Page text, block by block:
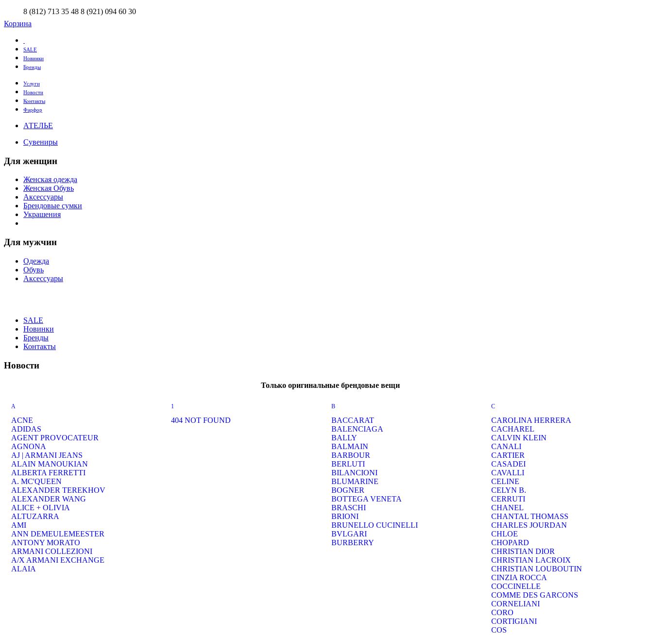
8 (812) 713 35 48 8 (921) 094 60 30
Корзина
SALE
Новинки
Бренды
Услуги
Новости
Контакты
Фарфор
АТЕЛЬЕ
Сувениры
Для женщин
Женская одежда
Женская Обувь
Аксессуары
Брендовые сумки
Украшения
Для мужчин
Одежда
Обувь
Аксессуары
SALE
Новинки
Бренды
Контакты
Новости
Только оригинальные брендовые вещи
A
ACNE
ADIDAS
AGENT PROVOCATEUR
AGNONA
AJ | ARMANI JEANS
ALAIN MANOUKIAN
ALBERTA FERRETTI
A. MC'QUEEN
ALEXANDER TEREKHOV
ALEXANDER WANG
ALICE + OLIVIA
ALTUZARRA
AMI
ANN DEMEULEMEESTER
ANTONY MORATO
ARMANI COLLEZIONI
A/X ARMANI EXCHANGE
ALAIA
1
404 NOT FOUND
B
BACCARAT
BALENCIAGA
BALLY
BALMAIN
BARBOUR
BERLUTI
BILANCIONI
BLUMARINE
BOGNER
BOTTEGA VENETA
BRASCHI
BRIONI
BRUNELLO CUCINELLI
BVLGARI
BURBERRY
C
CAROLINA HERRERA
CACHAREL
CALVIN KLEIN
CANALI
CARTIER
CASADEI
CAVALLI
CELINE
CELYN B.
CERRUTI
CHANEL
CHANTAL THOMASS
CHARLES JOURDAN
CHLOE
CHOPARD
CHRISTIAN DIOR
CHRISTIAN LACROIX
CHRISTIAN LOUBOUTIN
CINZIA ROCCA
COCCINELLE
COMME DES GARCONS
CORNELIANI
CORO
CORTIGIANI
COS